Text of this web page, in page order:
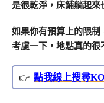
是很乾淨，床鋪躺起來
如果你有預算上的限
考慮一下，地點真的很
點我線上搜尋